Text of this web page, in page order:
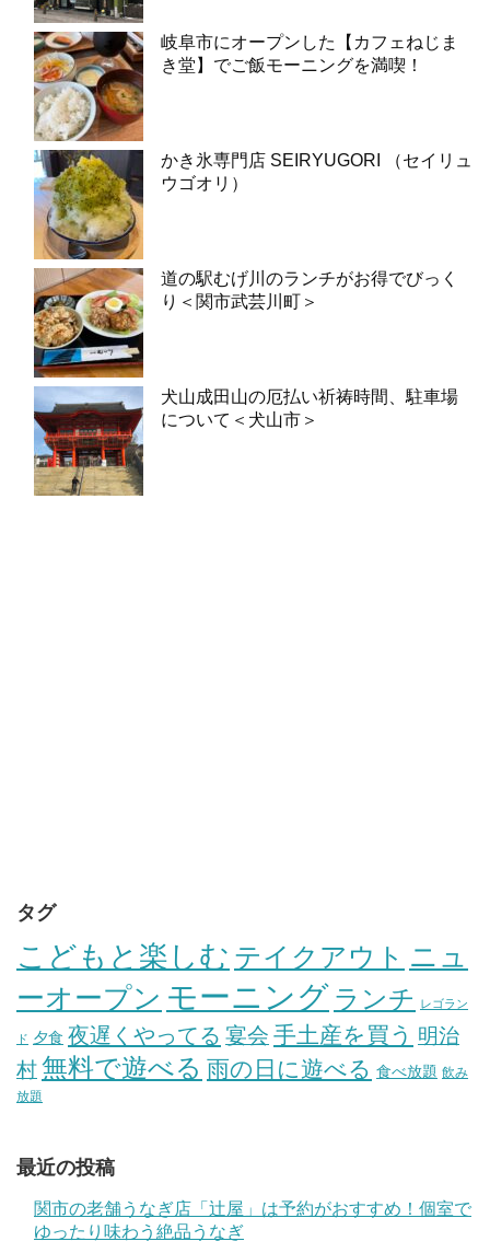
岐阜市にオープンした【カフェねじま
き堂】でご飯モーニングを満喫！
かき氷専門店 SEIRYUGORI （セイリュ
ウゴオリ）
道の駅むげ川のランチがお得でびっく
り＜関市武芸川町＞
犬山成田山の厄払い祈祷時間、駐車場
について＜犬山市＞
タグ
こどもと楽しむ テイクアウト ニュ
ーオープン モーニング ランチ レゴラン
ド 夕食 夜遅くやってる 宴会 手土産を買う 明治
村無料で遊べる 雨の日に遊べる 食べ放題 飲み
放題
最近の投稿
関市の老舗うなぎ店「辻屋」は予約がおすすめ！個室で
ゆったり味わう絶品うなぎ